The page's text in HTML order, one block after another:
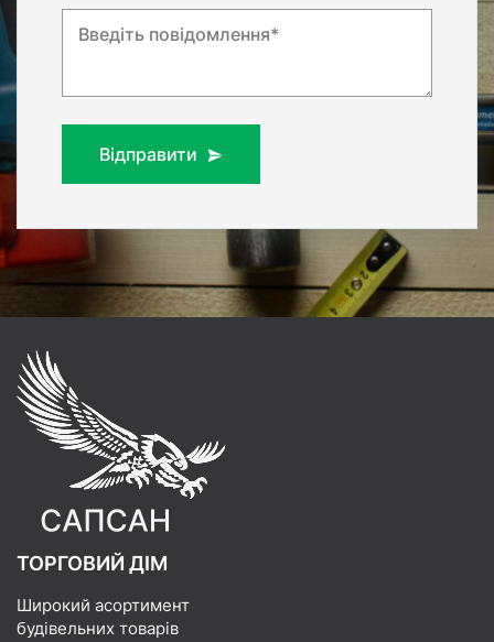
Введіть повідомлення*
Відправити
ТОРГОВИЙ ДІМ
Широкий асортимент
будівельних товарів